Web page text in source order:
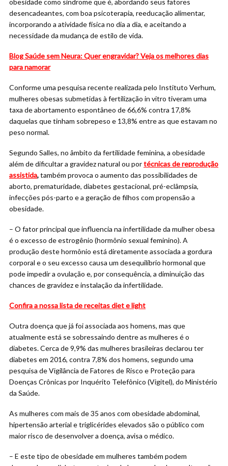
obesidade como síndrome que é, abordando seus fatores
desencadeantes, com boa psicoterapia, reeducação alimentar,
incorporando a atividade física no dia a dia, e aceitando a
necessidade da mudança de estilo de vida.
Blog Saúde sem Neura: Quer engravidar? Veja os melhores dias
para namorar
Conforme uma pesquisa recente realizada pelo Instituto Verhum,
mulheres obesas submetidas à fertilização in vitro tiveram uma
taxa de abortamento espontâneo de 66,6% contra 17,8%
daquelas que tinham sobrepeso e 13,8% entre as que estavam no
peso normal.
Segundo Salles, no âmbito da fertilidade feminina, a obesidade
além de dificultar a gravidez natural ou portécnicas de reprodução
assistida,também provoca o aumento das possibilidades de
aborto, prematuridade, diabetes gestacional, pré-eclâmpsia,
infecções pós-parto e a geração de filhos com propensão a
obesidade.
– O fator principal que influencia na infertilidade da mulher obesa
é o excesso de estrogênio (hormônio sexual feminino). A
produção deste hormônio está diretamente associada a gordura
corporal e o seu excesso causa um desequilíbrio hormonal que
pode impedir a ovulação e, por consequência, a diminuição das
chances de gravidez e instalação da infertilidade.
Confira a nossa lista de receitas diet e light
Outra doença que já foi associada aos homens, mas que
atualmente está se sobressaindo dentre as mulheres é o
diabetes. Cerca de 9,9% das mulheres brasileiras declarou ter
diabetes em 2016, contra 7,8% dos homens, segundo uma
pesquisa de Vigilância de Fatores de Risco e Proteção para
Doenças Crônicas por Inquérito Telefônico (Vigitel), do Ministério
da Saúde.
As mulheres com mais de 35 anos com obesidade abdominal,
hipertensão arterial e triglicérides elevados são o público com
maior risco de desenvolver a doença, avisa o médico.
– E este tipo de obesidade em mulheres também podem